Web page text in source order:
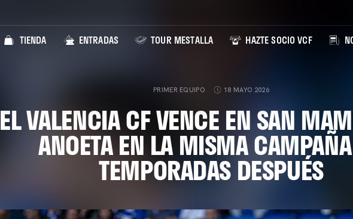
TIENDA ENTRADAS TOUR MESTALLA HAZTE SOCIO VCF
PRIMER EQUIPO 18 MAYO 2026
EL VALENCIA CF VENCE EN SAN
ANOETA EN LA MISMA
TEMPORADAS DESPUÉS